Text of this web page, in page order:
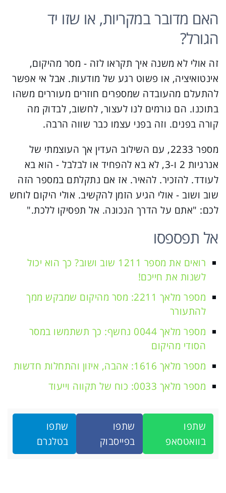
האם מדובר במקריות, או שזו יד
הגורל?
זה אולי לא משנה איך תקראו לזה - מסר מהיקום,
אינטואיציה, או פשוט רגע של מודעות. אבל אי אפשר
להתעלם מהעובדה שמספרים חוזרים מעוררים משהו
בתוכנו. הם גורמים לנו לעצור, לחשוב, לבדוק מה
קורה בפנים. וזה בפני עצמו כבר שווה הרבה.
מספר 2233, עם השילוב העדין אך העוצמתי של
אנרגיות 2 ו-3, לא בא להפחיד או לבלבל - הוא בא
לעודד. להזכיר. להאיר. אז אם נתקלתם במספר הזה
שוב ושוב - אולי הגיע הזמן להקשיב. אולי היקום לוחש
לכם: "אתם על הדרך הנכונה. אל תפסיקו ללכת."
אל תפספסו
רואים את מספר 1211 שוב ושוב? כך הוא יכול
לשנות את חייכם!
מספר מלאך 2211: מסר מהיקום שמבקש ממך
להתעורר
מספר מלאך 0044 נחשף: כך תשתמשו במסר
הסודי מהיקום
מספר מלאך 1616: אהבה, איזון והתחלות חדשות
מספר מלאך 0033: כוח של תקווה וייעוד
שתפו
בוואטסאפ
שתפו
בפייסבוק
שתפו
בטלגרם